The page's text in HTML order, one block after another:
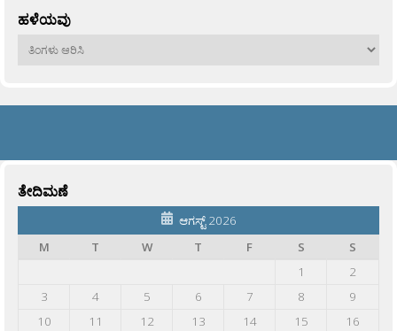
ಹಳೆಯವು
ಹಳೆಯವು
ತೇದಿಮಣೆ
ಆಗಸ್ಟ್ 2026
M
T W T F S
S
1
2
3
4 5 6 7 8
9
10
11 12 13 14 15
16